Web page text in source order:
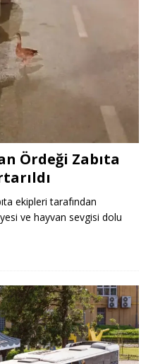
Ördeği Zabıta
ekipleri tarafından
ve hayvan sevgisi dolu